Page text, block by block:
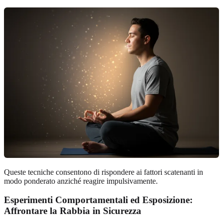
Queste tecniche consentono di rispondere ai fattori scatenanti in
modo ponderato anziché reagire impulsivamente.
Esperimenti Comportamentali ed Esposizione:
Affrontare la Rabbia in Sicurezza